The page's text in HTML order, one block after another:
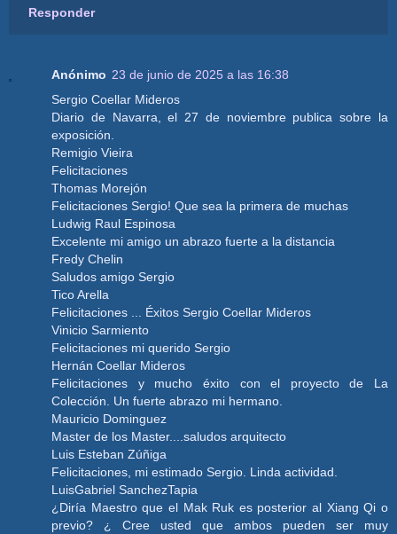
Responder
Anónimo 23 de junio de 2025 a las 16:38
Sergio Coellar Mideros
Diario de Navarra, el 27 de noviembre publica sobre la
exposición.
Remigio Vieira
Felicitaciones
Thomas Morejón
Felicitaciones Sergio! Que sea la primera de muchas
Ludwig Raul Espinosa
Excelente mi amigo un abrazo fuerte a la distancia
Fredy Chelin
Saludos amigo Sergio
Tico Arella
Felicitaciones ... Éxitos Sergio Coellar Mideros
Vinicio Sarmiento
Felicitaciones mi querido Sergio
Hernán Coellar Mideros
Felicitaciones y mucho éxito con el proyecto de La
Colección. Un fuerte abrazo mi hermano.
Mauricio Dominguez
Master de los Master....saludos arquitecto
Luis Esteban Zúñiga
Felicitaciones, mi estimado Sergio. Linda actividad.
LuisGabriel SanchezTapia
¿Diría Maestro que el Mak Ruk es posterior al Xiang Qi o
previo? ¿ Cree usted que ambos pueden ser muy